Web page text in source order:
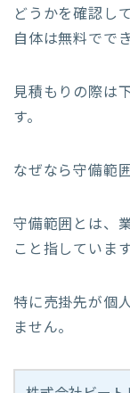
どうかを確認し
自体は無料ででき
見積もりの際は
す。
なぜなら守備範
守備範囲とは、
こと指しています
特に売掛先が個
ません。